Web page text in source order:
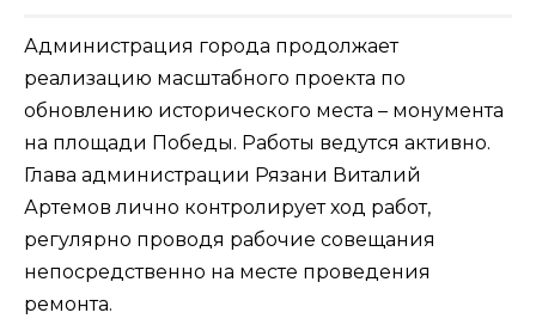
Администрация города продолжает
реализацию масштабного проекта по
обновлению исторического места – монумента
на площади Победы. Работы ведутся активно.
Глава администрации Рязани Виталий
Артемов лично контролирует ход работ,
регулярно проводя рабочие совещания
непосредственно на месте проведения
ремонта.